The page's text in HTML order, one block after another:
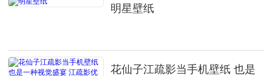
明星壁纸
花仙子江疏影当手机壁纸 也是